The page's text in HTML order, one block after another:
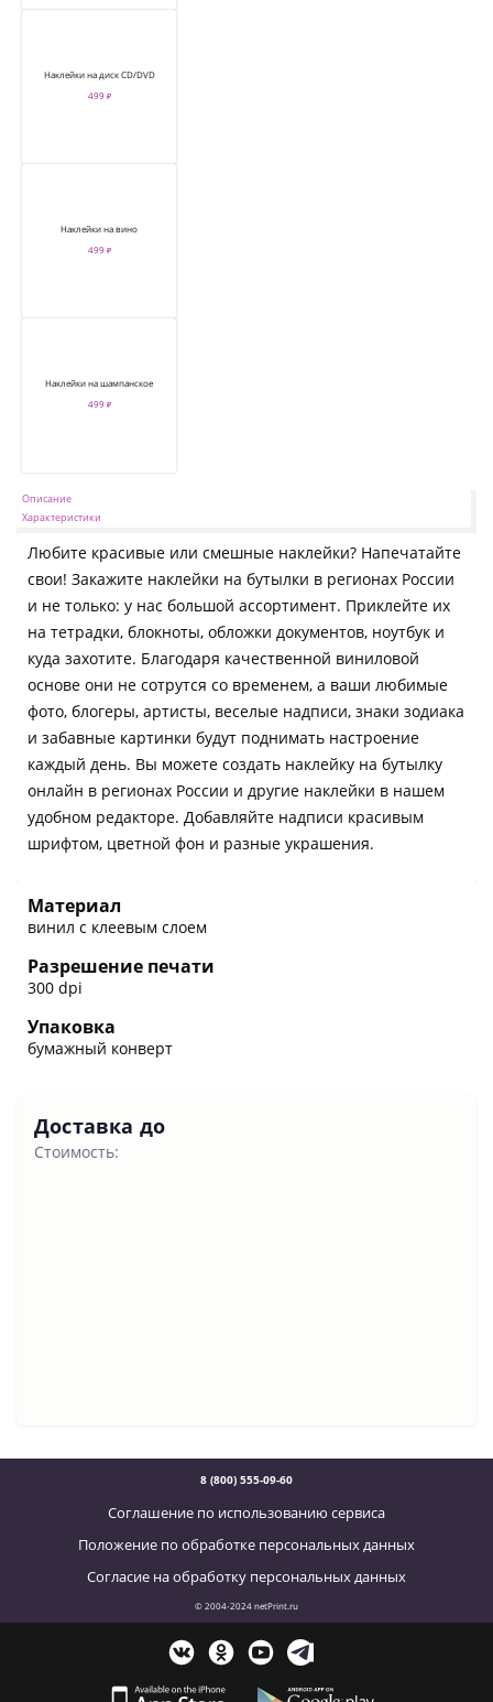
Наклейки на диск CD/DVD
499 ₽
Наклейки на вино
499 ₽
Наклейки на шампанское
499 ₽
Описание
Характеристики
Любите красивые или смешные наклейки? Напечатайте
свои! Закажите наклейки на бутылки в регионах России
и не только: у нас большой ассортимент. Приклейте их
на тетрадки, блокноты, обложки документов, ноутбук и
куда захотите. Благодаря качественной виниловой
основе они не сотрутся со временем, а ваши любимые
фото, блогеры, артисты, веселые надписи, знаки зодиака
и забавные картинки будут поднимать настроение
каждый день. Вы можете создать наклейку на бутылку
онлайн в регионах России и другие наклейки в нашем
удобном редакторе. Добавляйте надписи красивым
шрифтом, цветной фон и разные украшения.
Материал
винил с клеевым слоем
Разрешение печати
300 dpi
Упаковка
бумажный конверт
Доставка до
Стоимость:
8 (800) 555-09-60
Соглашение по использованию сервиса
Положение по обработке персональных данных
Согласие на обработку персональных данных
© 2004-2024 netPrint.ru